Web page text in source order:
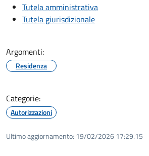
Tutela amministrativa
Tutela giurisdizionale
Argomenti:
Residenza
Categorie:
Autorizzazioni
Ultimo aggiornamento: 19/02/2026 17:29.15